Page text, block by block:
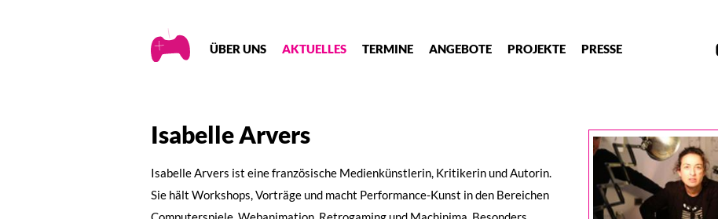
Creative
Gaming
ÜBER UNS AKTUELLES TERMINE ANGEBOTE PROJEKTE PRESSE
Isabelle Arvers
Isabelle Arvers ist eine französische Medienkünstlerin, Kritikerin und Autorin.
Sie hält Workshops, Vorträge und macht Performance-Kunst in den Bereichen